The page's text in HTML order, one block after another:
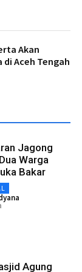
Akan
di Aceh Tengah
Jagong
Warga
Bakar
Agung